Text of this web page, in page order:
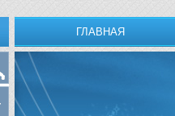
ГЛАВНАЯ